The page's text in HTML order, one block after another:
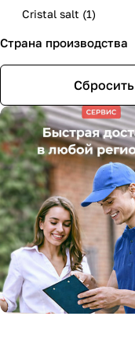
Cristal salt (1)
DOWEX(1)
Страна производства
Сбросить